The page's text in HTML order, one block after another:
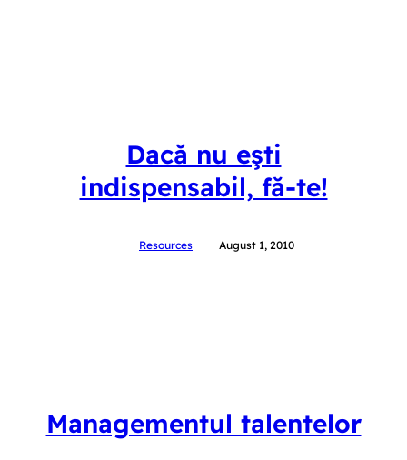
Dacă nu eşti
indispensabil, fă-te!
Resources August 1, 2010
Managementul talentelor